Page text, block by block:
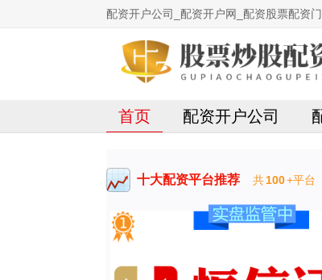
配资开户公司_配资开户网_配资股票配资
首页 配资开户公司
十大配资平台推荐 共100+平台